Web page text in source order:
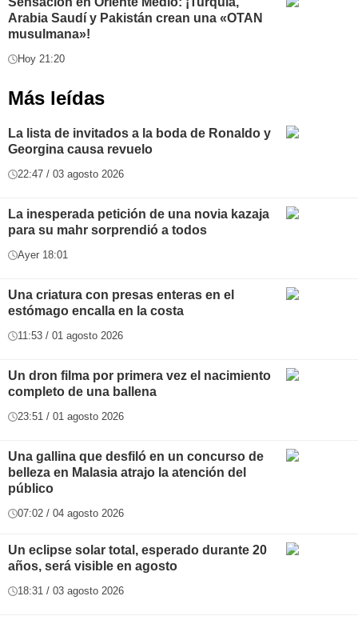
Arabia Saudí y Pakistán crean una «OTAN
musulmana»!
Hoy 21:20
Más leídas
La lista de invitados a la boda de Ronaldo y
Georgina causa revuelo
22:47 / 03 agosto 2026
La inesperada petición de una novia kazaja
para su mahr sorprendió a todos
Ayer 18:01
Una criatura con presas enteras en el
estómago encalla en la costa
11:53 / 01 agosto 2026
Un dron filma por primera vez el nacimiento
completo de una ballena
23:51 / 01 agosto 2026
Una gallina que desfiló en un concurso de
belleza en Malasia atrajo la atención del
público
07:02 / 04 agosto 2026
Un eclipse solar total, esperado durante 20
años, será visible en agosto
18:31 / 03 agosto 2026